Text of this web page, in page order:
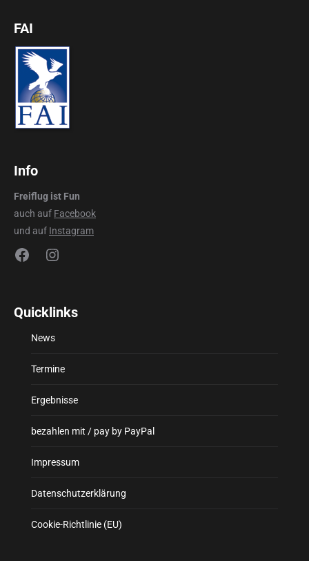
FAI
Info
Freiflug ist Fun
auch auf Facebook
und auf Instagram
FacebookInstagram
Quicklinks
News
Termine
Ergebnisse
bezahlen mit / pay by PayPal
Impressum
Datenschutzerklärung
Cookie-Richtlinie (EU)